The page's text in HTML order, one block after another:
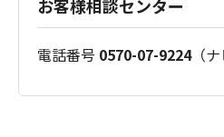
お客様相談センター
電話番号 0570-07-9224（ナ